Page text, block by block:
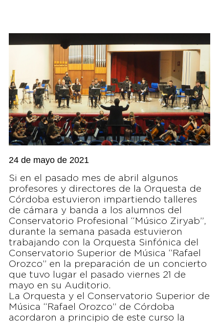
24 de mayo de 2021
Si en el pasado mes de abril algunos
profesores y directores de la Orquesta de
Córdoba estuvieron impartiendo talleres
de cámara y banda a los alumnos del
Conservatorio Profesional “Músico Ziryab”,
durante la semana pasada estuvieron
trabajando con la Orquesta Sinfónica del
Conservatorio Superior de Música “Rafael
Orozco” en la preparación de un concierto
que tuvo lugar el pasado viernes 21 de
mayo en su Auditorio.
La Orquesta y el Conservatorio Superior de
Música “Rafael Orozco” de Córdoba
acordaron a principio de este curso la